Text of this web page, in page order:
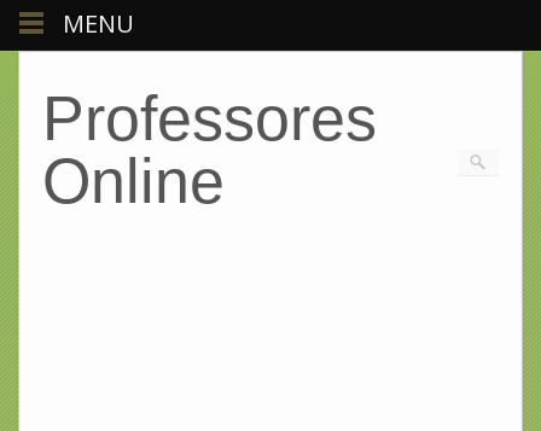
Professores
Online
MENU